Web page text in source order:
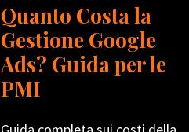
Quanto Costa la
Gestione Google
Ads? Guida per le
PMI